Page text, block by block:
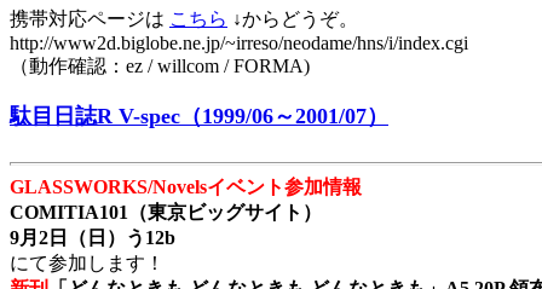
携帯対応ページは こちら ↓からどうぞ。
http://www2d.biglobe.ne.jp/~irreso/neodame/hns/i/index.cgi
（動作確認：ez / willcom / FORMA)
駄目日誌R V-spec（1999/06～2001/07）
GLASSWORKS/Novelsイベント参加情報
COMITIA101（東京ビッグサイト）
9月2日（日）う12b
にて参加します！